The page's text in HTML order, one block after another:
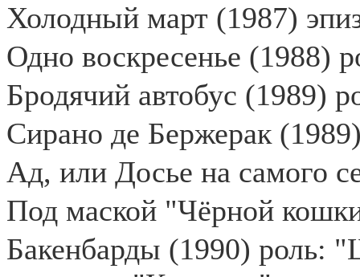
Холодный март (1987)
Одно воскресенье (1988)
Бродячий автобус (1989)
Сирано де Бержерак
Ад, или Досье на самого
Под маской "Чёрной
Бакенбарды (1990)